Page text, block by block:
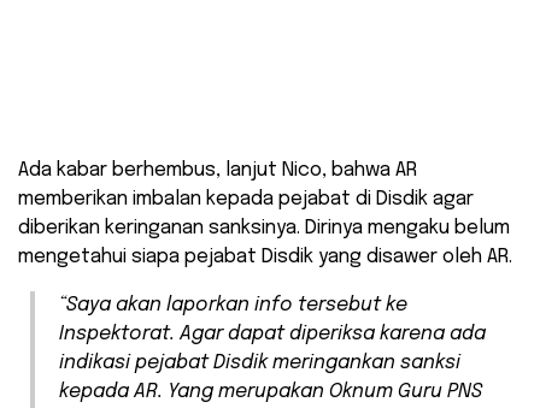
Ada kabar berhembus, lanjut Nico, bahwa AR
memberikan imbalan kepada pejabat di Disdik agar
diberikan keringanan sanksinya. Dirinya mengaku belum
mengetahui siapa pejabat Disdik yang disawer oleh AR.
“Saya akan laporkan info tersebut ke
Inspektorat. Agar dapat diperiksa karena ada
indikasi pejabat Disdik meringankan sanksi
kepada AR. Yang merupakan Oknum Guru PNS